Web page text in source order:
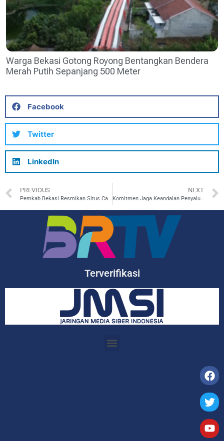
Warga Bekasi Gotong Royong Bentangkan Bendera
Merah Putih Sepanjang 500 Meter
Facebook
Twitter
LinkedIn
PREVIOUS
Pemkab Bekasi Resmikan Situs Cagar Budaya Keramat Batok
NEXT
Komitmen Jaga Keandalan Penyaluran Listrik, PLN UIT JBB Fasilitasi Peralatan Kerja di Ketinggian untuk Petugas Lapangan
Terverifikasi